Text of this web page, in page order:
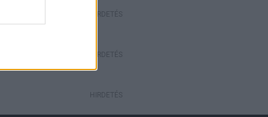
HIRDETÉS
HIRDETÉS
HIRDETÉS